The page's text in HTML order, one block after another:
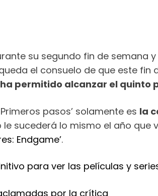
su segundo fin de semana
el consuelo de que este
permitido alcanzar el quinto
pasos’ solamente es la
le sucederá lo mismo el año que
Endgame’.
para ver las películas y
por la crítica